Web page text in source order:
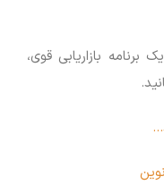
بازاریابی قوی،